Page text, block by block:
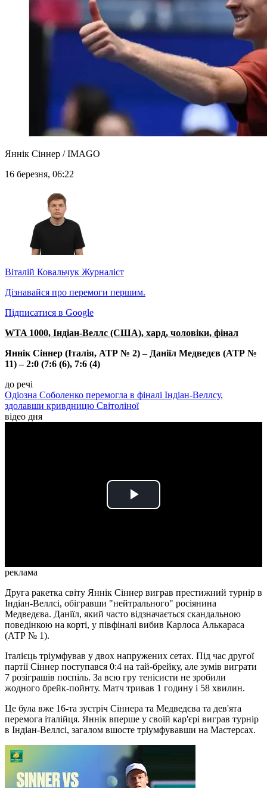
Яннік Сіннер / IMAGO
16 березня, 06:22
Віталій Ковальчук Журналіст
Дізнавайся про перемоги першим.
Підписатися в Google
WTA 1000, Індіан-Веллс (США), хард, чоловіки, фінал
Яннік Сіннер (Італія, АТР № 2) – Даніїл Медведєв (АТР №
11) – 2:0 (7:6 (6), 7:6 (4)
до речі
Одіозна Соболенко перемогла в фіналі Індіан-Веллсу,
здолавши кривдницю Світоліної
відео дня
Play
реклама
Друга ракетка світу Яннік Сіннер виграв престижний турнір в
Індіан-Веллсі, обігравши "нейтрального" росіянина
Медведєва. Даніїл, який часто відзначається скандальною
поведінкою на корті, у півфіналі вибив Карлоса Алькараса
(АТР № 1).
Італієць тріумфував у двох напружених сетах. Під час другої
партії Сіннер поступався 0:4 на тай-брейку, але зумів виграти
7 розіграшів поспіль. За всю гру тенісисти не зробили
жодного брейк-пойнту. Матч тривав 1 годину і 58 хвилин.
Це була вже 16-та зустріч Сіннера та Медведєва та дев'ята
перемога італійця. Яннік вперше у своїй кар'єрі виграв турнір
в Індіан-Веллсі, загалом вшосте тріумфувавши на Мастерсах.